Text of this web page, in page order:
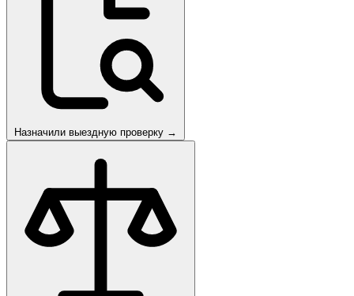
Назначили выездную проверку →